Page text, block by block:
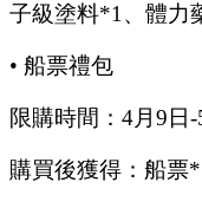
子級塗料*1、體力
• 船票禮包
限購時間： 4月 9 日-
購買後獲得：船票